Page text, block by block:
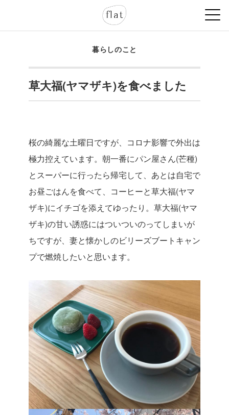
暮らしのこと
草大福(ヤマザキ)を食べました
桜の綺麗な土曜日ですが、コロナ影響で外出は
極力控えています。朝一番にパン屋さん(芒種)
とスーパーに行ったら帰宅して、あとは自宅で
お昼ごはんを食べて、コーヒーと草大福(ヤマ
ザキ)にイチゴを添えてゆったり。草大福(ヤマ
ザキ)の甘い誘惑にはついついのってしまいが
ちですが、妻と懐かしのビリーズブートキャン
プで燃焼したいと思います。